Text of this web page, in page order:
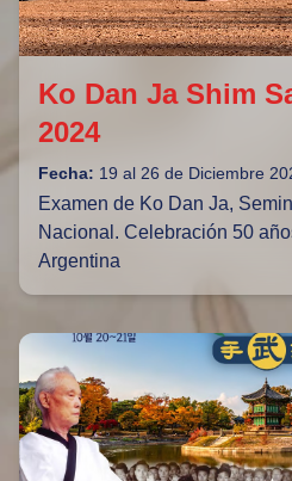
Ko Dan Ja Shim
2024
Fecha: 19 al 26 de Diciembre
Examen de Ko Dan Ja,
Nacional. Celebración 50
Argentina